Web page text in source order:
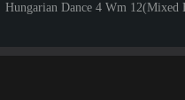
Dj哈尼 - 中英文商业共鸣
Hungarian Dance 4 Wm 12(Mixed